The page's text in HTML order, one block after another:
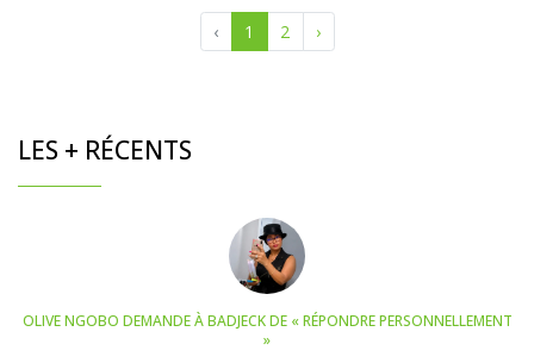
‹ 1 2 ›
LES + RÉCENTS
OLIVE NGOBO DEMANDE À BADJECK DE « RÉPONDRE PERSONNELLEMENT
»